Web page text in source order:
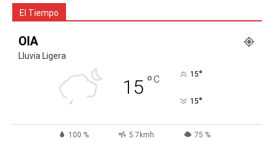
El Tiempo
OIA
Lluvia Ligera
15 °C 15°
15°
100 % 5.7kmh 75 %